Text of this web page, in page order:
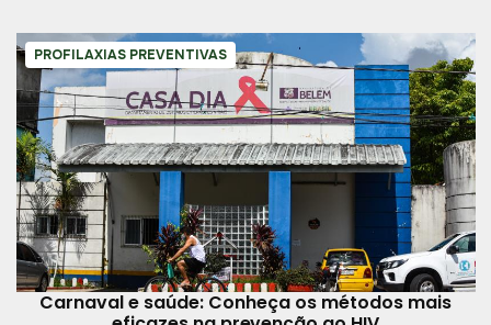
PROFILAXIAS PREVENTIVAS
Carnaval e saúde: Conheça os métodos mais